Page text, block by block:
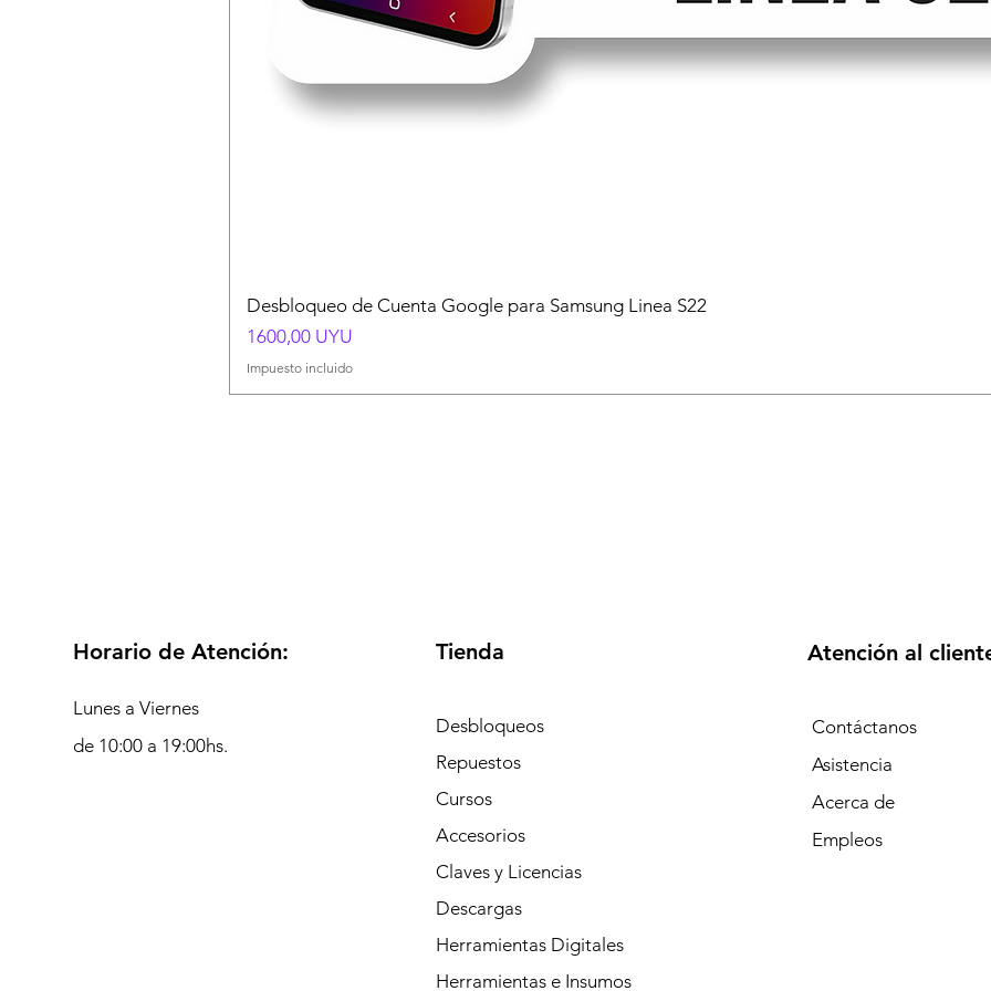
Desbloqueo de Cuenta Google para Samsung Linea S22
Precio
1600,00 UYU
Impuesto incluido
Horario de Atención:
Lunes a Viernes
de 10:00 a 19:00hs.
Tienda
Desbloqueos
Repuestos
Cursos
Accesorios
Claves y Licencias
Descargas
Herramientas Digitales
Herramientas e Insumos
Atención al
Contáctanos
Asistencia
Acerca de
Empleos